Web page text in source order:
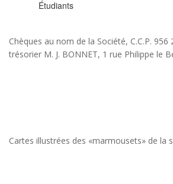
Étudiants
Chèques au nom de la Société, C.C.P. 956
trésorier M. J. BONNET, 1 rue Philippe le
Cartes illustrées des «marmousets» de la